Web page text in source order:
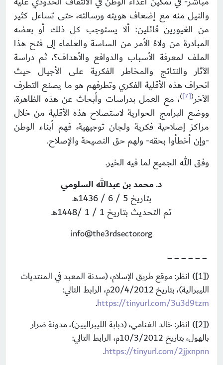
والنيل منه مع إضعاف هويته ورسالته، حتى تساءل كثير
من الغيورين قائلين: ألا يستوجب كل ذلك أو بعضه
المبادرة من ولاة الأمر من الساسة والعلماء إلى فتح هذا
الملف لمعرفة الأسباب والدوافع والأهداف؟، ثم دراسة
الآثار والنتائج والمخاطر الفكرية على الأجيال حيث
انحراف هذه الأقلية الفكري وتطرفهم هو ما يصنع التطرف
الآخر(
[7]
)، مع العمل بدراسات وأبحاث عن هذه الظاهرة،
ووضع البرامج الحوارية لاستصلاح هذه الأقلية من خلال
مراكز إصلاحية فكرية ولجان توجيهية، فهم أبناء الوطن
-وإن أخطأوا بحقه- ولهم حق النصيحة والإصلاح.
وفق الله الجميع لما فيه الخير.
د. محمد بن عبدالله السلومي
بتاريخ 5 / 6 / 1436هـ
تم التحديث بتاريخ 1 / 1 /1448هـ
info@the3rdsector.org
_ _ _ _ _ _
([1]) انظر: موقع طريق الإسلام، (سدنة المعبد في المنتديات
الليبرالية)، بتاريخ 20/4/2012م، الرابط التالي:
https://tinyurl.com/3u3d9tzm
.
([2]) انظر: خالد الغنامي، (دبابة الليبراليين)، مدونة ضرار
بالهول، بتاريخ 10/3/2012م، الرابط التالي:
https://tinyurl.com/2jjxnpnn
.